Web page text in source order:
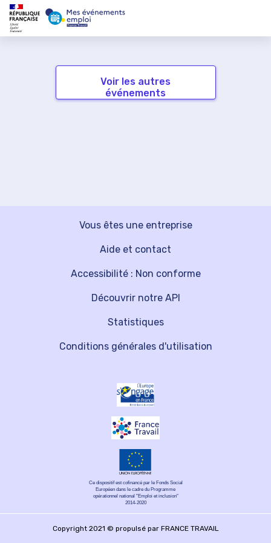
Voir les autres
événements
Vous êtes une entreprise
Découvrir notre API
Aide et contact
Statistiques
Accessibilité : Non conforme
Conditions générales d'utilisation
Ce dispositif est cofinancé par le Fonds Social
Européen dans le cadre du Programme
opérationnel national "Emploi et inclusion"
2014-2020
Copyright 2021 © propulsé par FRANCE TRAVAIL